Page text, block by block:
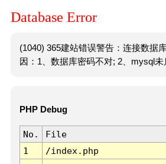
Database Error
(1040) 365建站错误警告：连接数据
因：1、数据库密码不对; 2、mysql未
PHP Debug
No. File
1
/index.php